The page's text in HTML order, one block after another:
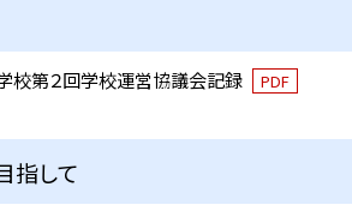
校第２回学校運営協議会記録 PDF
指して